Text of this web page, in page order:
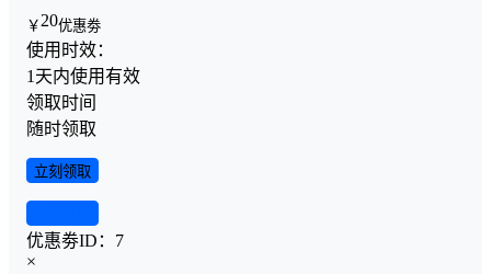
￥ 20优惠劵
使用时效：
1天内使用有效
领取时间
随时领取
立刻领取
优惠劵ID： 7
×